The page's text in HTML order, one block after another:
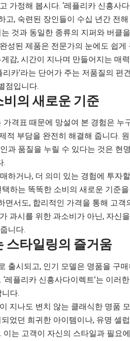
가정해 봅시다. ‘레플리카 신흥사
고, 숙련된 장인들이 수십 년간 전
것과 동일한 종류의 지퍼와 버클
성된 제품은 전문가의 눈에도 쉽게
감, 시간이 지나며 만들어지는 매
카’라는 단어가 주는 저품질의 편
점입니다.
의 새로운 기준
격표 때문에 망설여 본 경험은 누
적 부담을 완전히 해결해 줍니다.
과 품질을 누릴 수 있다는 것은 현
.
하거나, 더 의미 있는 경험에 투자
택하는 똑똑한 소비의 새로운 기준
면서도, 합리적인 가격을 통해 고
과시를 위한 과소비가 아닌, 자신
니다.
스타일링의 즐거움
출시되고, 인기 모델은 명품을 구
레플리카 신흥사다이렉트’는 이러
다.
지나도 변치 않는 클래식한 명품
었던 희귀한 아이템이나, 유명 셀
는 고객이 자신의 스타일과 필요